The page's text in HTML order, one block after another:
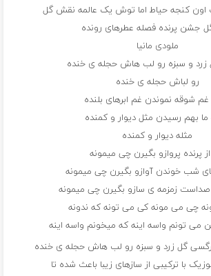
اون کنجه حیاط اما توش یک عالمه نقش گل
جشن پرنده فصله عطرهای رونده
ملودی مانیا
زرد و سبزه رو لب هاش حجله ی خنده
رو لباش حجله ی خنده
شوقه نموندن غم ابرهای بلنده
ما بهم رسیدن مثل دیوار و کمنده
مثله دیوار و کمنده
پرنده پروازو بگیرن چی میمونه
شب خوندن آوازو بگیرن چی میمونه
صداست زمزمه ی سازو بگیرن چی میمونه
چی می مونه کی می تونه که ندونه
تونم واسه اینه که میخونم واسه اینه
گل زرد و سبزه رو لب هاش حجله ی خنده
با ترکیبی از سازهای زیبا باعث شده تا